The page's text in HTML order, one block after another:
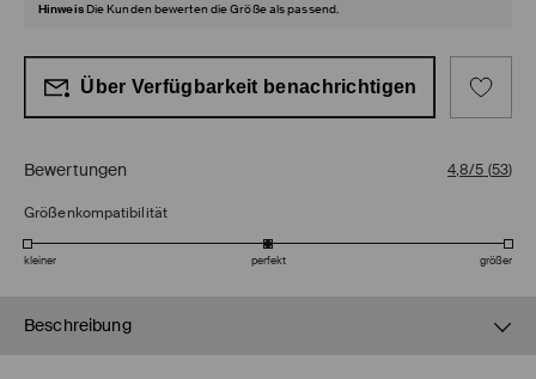
Hinweis Die Kunden bewerten die Größe als passend.
Über Verfügbarkeit benachrichtigen
Bewertungen 4,8/5 (53)
Größenkompatibilität
kleiner perfekt größer
Beschreibung